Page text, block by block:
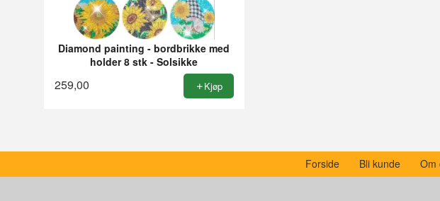
Diamond painting - bordbrikke med
holder 8 stk - Solsikke
259,00 Kjøp
Forside Bli kunde Om